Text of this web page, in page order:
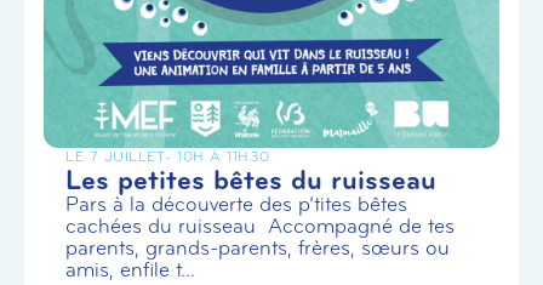
LE 7 JUILLET- 10H À 11H30
Les petites bêtes du ruisseau
Pars à la découverte des p’tites bêtes
cachées du ruisseau Accompagné de tes
parents, grands-parents, frères, sœurs ou
amis, enfile t...